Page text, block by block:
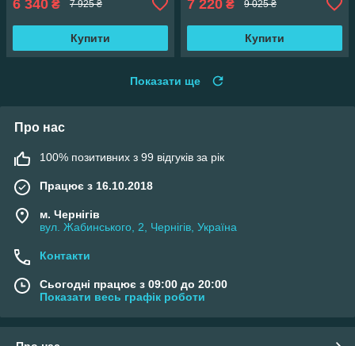
6 340 ₴ 7 925 ₴
Купити
7 220 ₴ 9 025 ₴
Купити
Показати ще
Про нас
100% позитивних з 99 відгуків за рік
Працює з 16.10.2018
м. Чернігів
вул. Жабинського, 2, Чернігів, Україна
Контакти
Сьогодні працює з 09:00 до 20:00
Показати весь графік роботи